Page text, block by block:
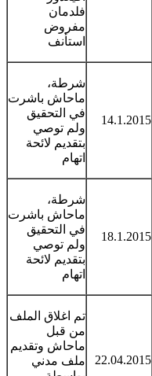
فلدمان
مفروض
استأنف
14.1.2015
شرطة،
ماحاش باشرت
في التحقيق
ولم توصي
بتقديم لائحة
اتهام
18.1.2015
شرطة،
ماحاش باشرت
في التحقيق
ولم توصي
بتقديم لائحة
اتهام
22.04.2015
تم اغلاق الملف
من قبل
ماحاش وتقديم
ملف مدني